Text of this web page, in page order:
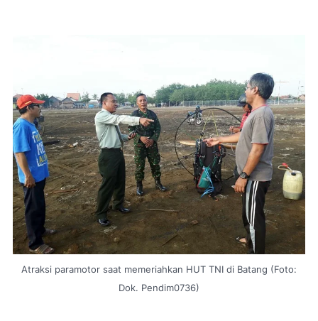
Atraksi paramotor saat memeriahkan HUT TNI di Batang (Foto:
Dok. Pendim0736)